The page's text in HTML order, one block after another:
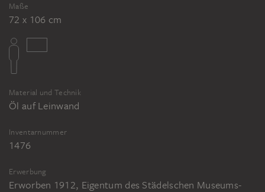
Maße
72 x 106 cm
Material und Technik
Öl auf Leinwand
Inventarnummer
1476
Erwerbung
Erworben 1912, Eigentum des Städelschen Museums-